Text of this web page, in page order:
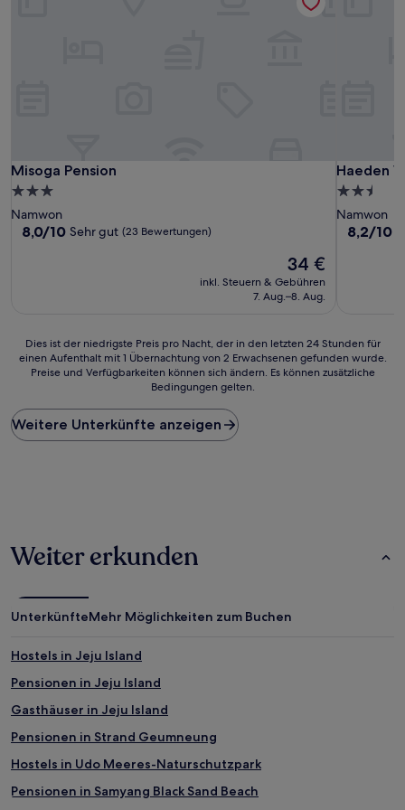
Misoga Pension
Misoga Pension
3.0-
Sterne-
Unterkunft
Namwon
8.0
8,0/10 Sehr gut (23 Bewertungen)
Der
Preis
beträgt
34 €
inkl. Steuern & Gebühren
7. Aug.–8. Aug.
Haeden
Haeden
2.5-
Sterne-
Namwon
8.2
8,2/10
Dies
ist
Preis
pro
Nacht,
einen
1 Übernachtung
von
gefunden
Preise
Verfügbarkeiten
können
ändern.
können
Dies ist der niedrigste Preis pro Nacht, der in den letzten 24 Stunden für
einen Aufenthalt mit 1 Übernachtung von 2 Erwachsenen gefunden wurde.
Preise und Verfügbarkeiten können sich ändern. Es können zusätzliche
Bedingungen gelten.
Weitere Unterkünfte anzeigen
Weiter erkunden
UnterkünfteMehr Möglichkeiten zum Buchen
Hostels in Jeju Island
Pensionen in Jeju Island
Gasthäuser in Jeju Island
Pensionen in Strand Geumneung
Hostels in Udo Meeres-Naturschutzpark
Pensionen in Samyang Black Sand Beach